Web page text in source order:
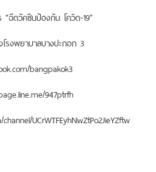
ฉีดวัคซีนป้องกัน โควิด-19”
รงพยาบาลบางปะกอก 3
bangpakok3
947ptrfh
UCrWTFEyhNwZtPo2JieYZftw